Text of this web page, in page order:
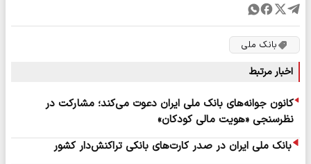
بانک ملی
اخبار مرتبط
کانون جوانه‌های بانک ملی ایران دعوت می‌کند؛ مشارکت در
نظرسنجی «هویت مالی کودکان»
بانک ملی ایران در صدر کارت‌های بانکی تراکنش‌دار کشور